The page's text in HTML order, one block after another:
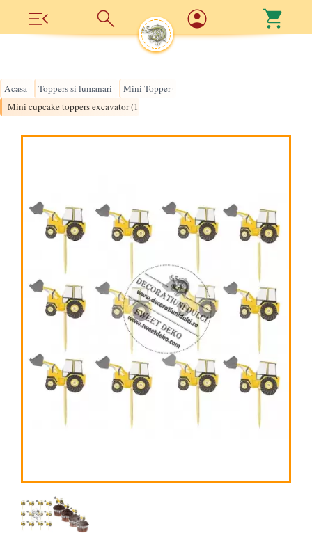
Acasa Toppers si lumanari Mini Topper
Mini cupcake toppers excavator (12 buc)